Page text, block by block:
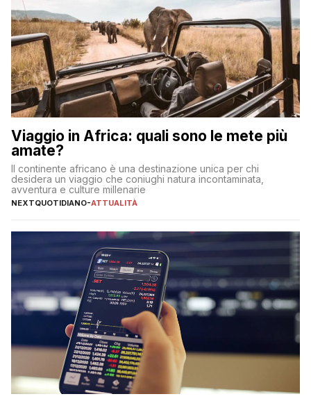
Viaggio in Africa: quali sono le mete più
amate?
Il continente africano è una destinazione unica per chi
desidera un viaggio che coniughi natura incontaminata,
avventura e culture millenarie
NEXTQUOTIDIANO-ATTUALITÀ